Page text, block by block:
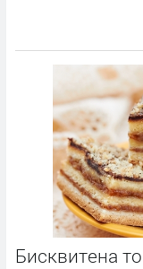
Бисквитена